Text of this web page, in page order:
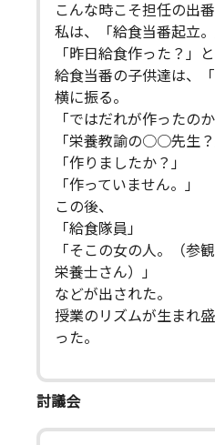
こんな時こそ担任の出番
私は、「給食当番起立。
「昨日給食作った？」と
給食当番の子供達は、
横に振る。
「ではだれが作ったの
「栄養教諭の○○先生？
「作りましたか？」
「作っていません。」
この後、
「給食隊員」
「そこの女の人。（参
栄養士さん）」
などが出された。
授業のリズムが生まれ
った。
討議会